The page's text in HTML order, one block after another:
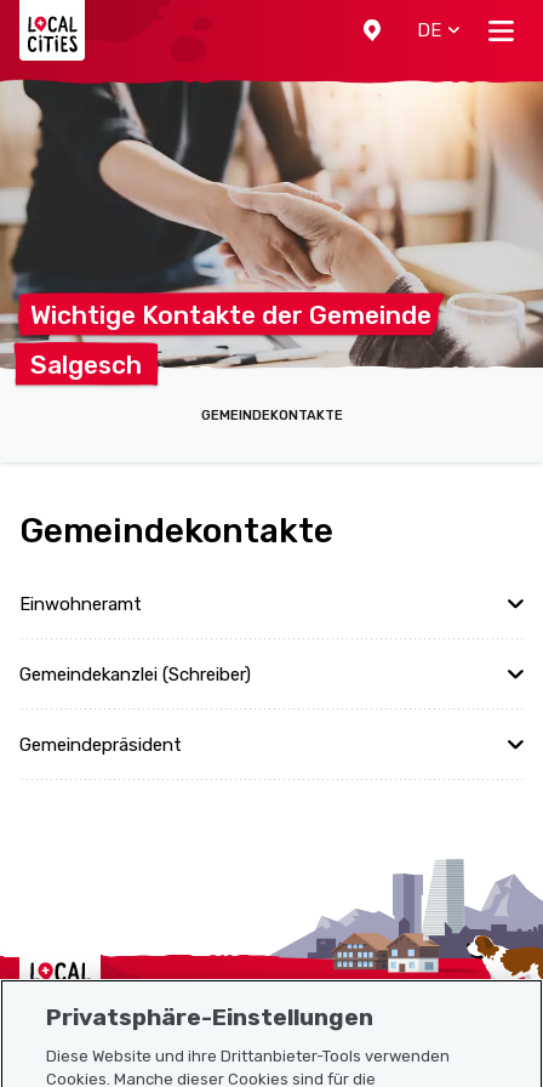
DE
Wichtige Kontakte der Gemeinde
Salgesch
GEMEINDEKONTAKTE
Gemeindekontakte
Einwohneramt
Gemeindekanzlei (Schreiber)
Gemeindepräsident
Localcities
Privatsphäre-Einstellungen
Diese Website und ihre Drittanbieter-Tools verwenden
Cookies. Manche dieser Cookies sind für die